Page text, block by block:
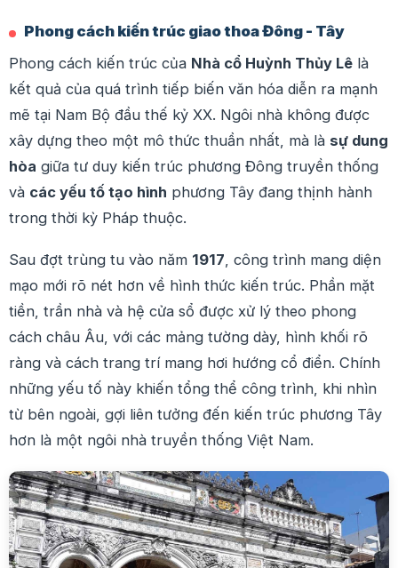
Phong cách kiến trúc giao thoa Đông - Tây
Phong cách kiến trúc của Nhà cổ Huỳnh Thủy Lê là
kết quả của quá trình tiếp biến văn hóa diễn ra mạnh
mẽ tại Nam Bộ đầu thế kỷ XX. Ngôi nhà không được
xây dựng theo một mô thức thuần nhất, mà là sự dung
hòa giữa tư duy kiến trúc phương Đông truyền thống
và các yếu tố tạo hình phương Tây đang thịnh hành
trong thời kỳ Pháp thuộc.
Sau đợt trùng tu vào năm 1917, công trình mang diện
mạo mới rõ nét hơn về hình thức kiến trúc. Phần mặt
tiền, trần nhà và hệ cửa sổ được xử lý theo phong
cách châu Âu, với các mảng tường dày, hình khối rõ
ràng và cách trang trí mang hơi hướng cổ điển. Chính
những yếu tố này khiến tổng thể công trình, khi nhìn
từ bên ngoài, gợi liên tưởng đến kiến trúc phương Tây
hơn là một ngôi nhà truyền thống Việt Nam.